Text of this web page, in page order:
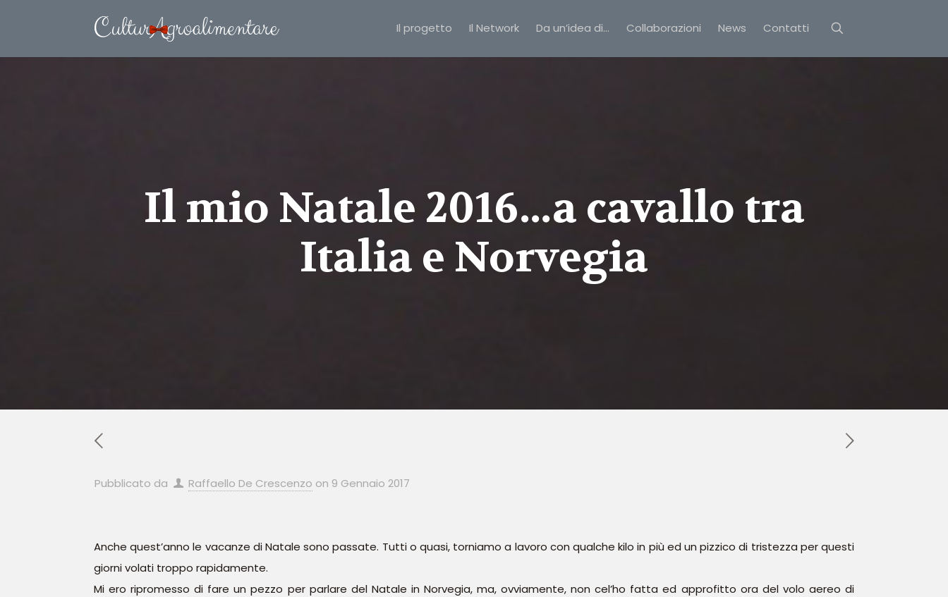
Il progetto Il Network Da un’idea di… Collaborazioni News Contatti
Il mio Natale 2016…a cavallo tra
Italia e Norvegia
Pubblicato da Raffaello De Crescenzo on 9 Gennaio 2017
Anche quest’anno le vacanze di Natale sono passate. Tutti o quasi, torniamo a lavoro con qualche kilo in più ed un pizzico di tristezza per questi
giorni volati troppo rapidamente.
Mi ero ripromesso di fare un pezzo per parlare del Natale in Norvegia, ma, ovviamente, non cel’ho fatta ed approfitto ora del volo aereo di